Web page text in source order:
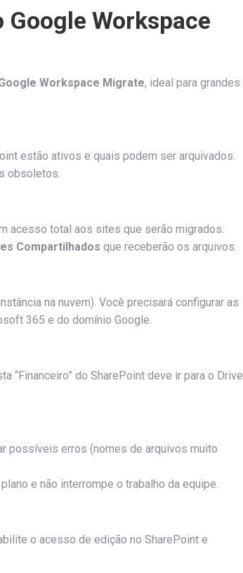
Google Workspace
Workspace Migrate, ideal para grandes
estão ativos e quais podem ser arquivados.
obsoletos.
acesso total aos sites que serão migrados.
Compartilhados que receberão os arquivos.
na nuvem). Você precisará configurar as
365 e do domínio Google.
“Financeiro” do SharePoint deve ir para o Drive
possíveis erros (nomes de arquivos muito
e não interrompe o trabalho da equipe.
o acesso de edição no SharePoint e